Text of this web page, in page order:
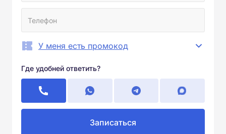
У меня есть промокод
Где удобней ответить?
Записаться